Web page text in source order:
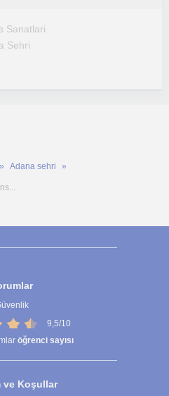
Sanatlari
Sehri
Adana sehri
9,5/10
öğrenci sayısı
ve Koşullar